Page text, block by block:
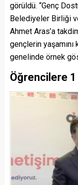
görüldü. “Genç
Belediyeler Birliği
Ahmet Aras’a
gençlerin yaşamını
genelinde örnek
Öğrencilere 1